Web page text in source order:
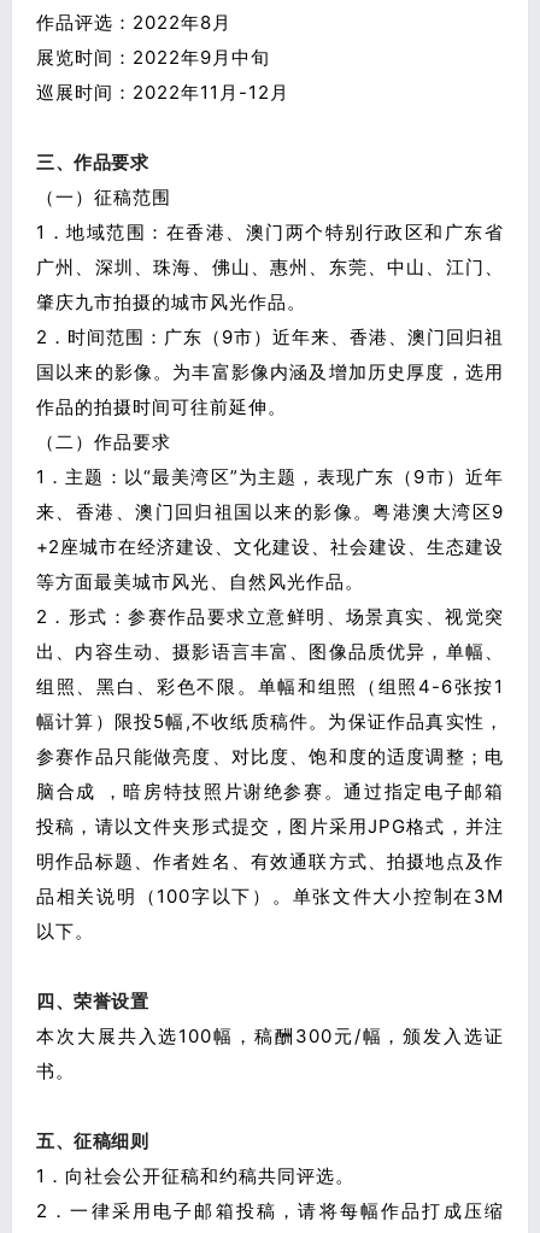
作品评选：2022年8月
展览时间：2022年9月中旬
巡展时间：2022年11月-12月
三、作品要求
（一）征稿范围
1．地域范围：在香港、澳门两个特别行政区和广东省
广州、深圳、珠海、佛山、惠州、东莞、中山、江门、
肇庆九市拍摄的城市风光作品。
2．时间范围：广东（9市）近年来、香港、澳门回归祖
国以来的影像。为丰富影像内涵及增加历史厚度，选用
作品的拍摄时间可往前延伸。
（二）作品要求
1．主题：以“最美湾区”为主题，表现广东（9市）近年
来、香港、澳门回归祖国以来的影像。粤港澳大湾区9
+2座城市在经济建设、文化建设、社会建设、生态建设
等方面最美城市风光、自然风光作品。
2．形式：参赛作品要求立意鲜明、场景真实、视觉突
出、内容生动、摄影语言丰富、图像品质优异，单幅、
组照、黑白、彩色不限。单幅和组照（组照4-6张按1
幅计算）限投5幅,不收纸质稿件。为保证作品真实性，
参赛作品只能做亮度、对比度、饱和度的适度调整；电
脑合成 ，暗房特技照片谢绝参赛。通过指定电子邮箱
投稿，请以文件夹形式提交，图片采用JPG格式，并注
明作品标题、作者姓名、有效通联方式、拍摄地点及作
品相关说明（100字以下）。单张文件大小控制在3M
以下。
四、荣誉设置
本次大展共入选100幅，稿酬300元/幅，颁发入选证
书。
五、征稿细则
1．向社会公开征稿和约稿共同评选。
2．一律采用电子邮箱投稿，请将每幅作品打成压缩